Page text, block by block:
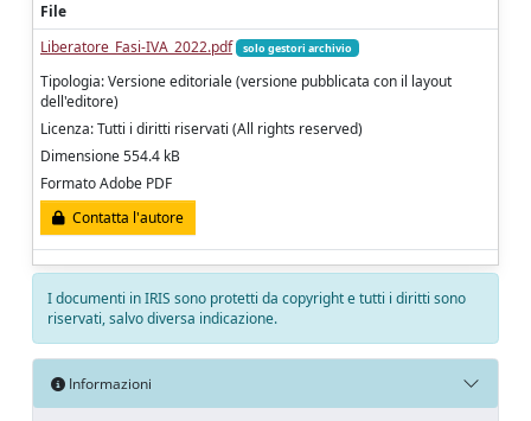
File
Liberatore_Fasi-IVA_2022.pdf
solo gestori archivio
Tipologia: Versione editoriale (versione pubblicata con il layout
dell'editore)
Licenza: Tutti i diritti riservati (All rights reserved)
Dimensione 554.4 kB
Formato Adobe PDF
Contatta l'autore
I documenti in IRIS sono protetti da copyright e tutti i diritti sono
riservati, salvo diversa indicazione.
Informazioni